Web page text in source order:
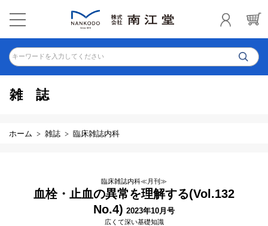
キーワードを入力してください
雑誌
ホーム 雑誌 臨床雑誌内科
臨床雑誌内科≪月刊≫
血栓・止血の異常を理解する(Vol.132
No.4) 2023年10月号
広くて深い基礎知識